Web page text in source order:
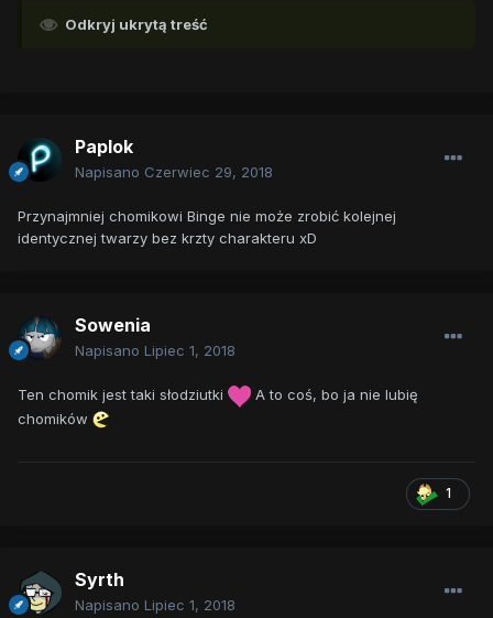
Odkryj ukrytą treść
Paplok
Napisano Czerwiec 29, 2018
Przynajmniej chomikowi Binge nie może zrobić kolejnej
identycznej twarzy bez krzty charakteru xD
Sowenia
Napisano Lipiec 1, 2018
Ten chomik jest taki słodziutki
A to coś, bo ja nie lubię
chomików
1
Syrth
Napisano Lipiec 1, 2018